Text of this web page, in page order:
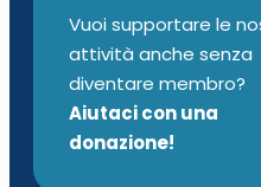
Vuoi supportare le
attività anche senza
diventare membro?
Aiutaci con una
donazione!